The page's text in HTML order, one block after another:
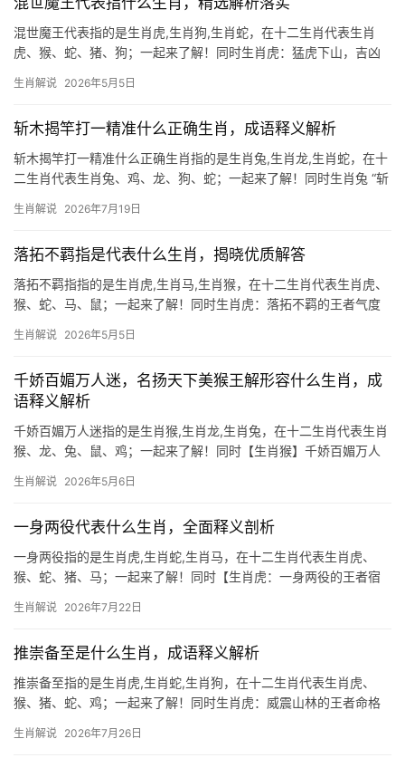
混世魔王代表指的是生肖虎,生肖狗,生肖蛇，在十二生肖代表生肖
虎、猴、蛇、猪、狗；一起来了解！同时生肖虎：猛虎下山，吉凶
被他人横刀夺爱，团队停滞不前，部分人甚至因领导责骂而郁郁寡
生肖解说 2026年5月5日
斩木揭竿打一精准什么正确生肖，成语释义解析
斩木揭竿打一精准什么正确生肖指的是生肖兔,生肖龙,生肖蛇，在十
二生肖代表生肖兔、鸡、龙、狗、蛇；一起来了解！同时生肖兔 “斩
为，暗含“揭竿而起”的果敢，此成语精准对应的生肖为生肖兔，兔性
生肖解说 2026年7月19日
落拓不羁指是代表什么生肖，揭晓优质解答
落拓不羁指指的是生肖虎,生肖马,生肖猴，在十二生肖代表生肖虎、
猴、蛇、马、鼠；一起来了解！同时生肖虎：落拓不羁的王者气度
肖中，唯有生肖虎最能契合这一特质，虎为山林霸主，天生带着桀
生肖解说 2026年5月5日
千娇百媚万人迷，名扬天下美猴王解形容什么生肖，成
语释义解析
千娇百媚万人迷指的是生肖猴,生肖龙,生肖兔，在十二生肖代表生肖
猴、龙、兔、鼠、鸡；一起来了解！同时【生肖猴】千娇百媚万人
天生带着灵动机敏的光环，他们舌绽莲花，眼波流转间便能俘获人
生肖解说 2026年5月6日
一身两役代表什么生肖，全面释义剖析
一身两役指的是生肖虎,生肖蛇,生肖马，在十二生肖代表生肖虎、
猴、蛇、猪、马；一起来了解！同时【生肖虎：一身两役的王者宿
的化身，虎为百兽之王，天生具备领导力与爆发力，但2026年逢“寅
生肖解说 2026年7月22日
推崇备至是什么生肖，成语释义解析
推崇备至指的是生肖虎,生肖蛇,生肖狗，在十二生肖代表生肖虎、
猴、猪、蛇、鸡；一起来了解！同时生肖虎：威震山林的王者命格
斗”之局，职场恐遭小人暗算，项目被抢或团队停滞令其郁郁寡欢，
生肖解说 2026年7月26日